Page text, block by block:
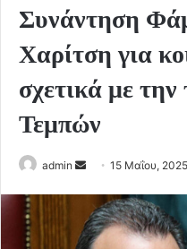
Συνάντηση
Χαρίτση για
σχετικά με
Τεμπών
admin
Send
email
15 Μαΐου, 2025